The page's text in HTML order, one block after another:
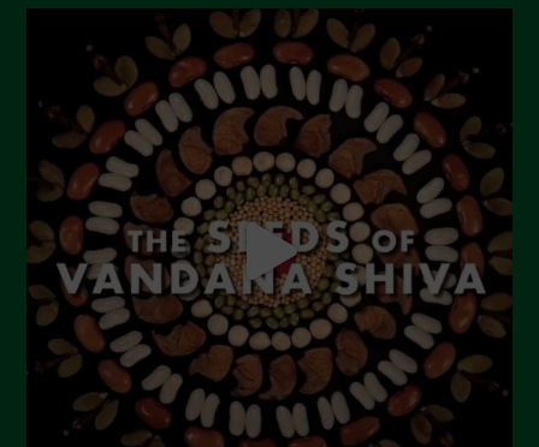
Ottobre 2023
Settembre 2023
Agosto 2023
Luglio 2023
Giugno 2023
Maggio 2023
Aprile 2023
Marzo 2023
Febbraio 2023
Dicembre 2022